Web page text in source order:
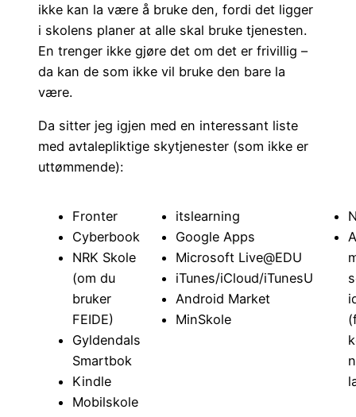
ikke kan la være å bruke den, fordi det ligger
i skolens planer at alle skal bruke tjenesten.
En trenger ikke gjøre det om det er frivillig –
da kan de som ikke vil bruke den bare la
være.
Da sitter jeg igjen med en interessant liste
med avtalepliktige skytjenester (som ikke er
uttømmende):
Fronter
Cyberbook
NRK Skole
(om du
bruker
FEIDE)
Gyldendals
Smartbok
Kindle
Mobilskole
itslearning
Google Apps
Microsoft Live@EDU
iTunes/iCloud/iTunesU
Android Market
MinSkole